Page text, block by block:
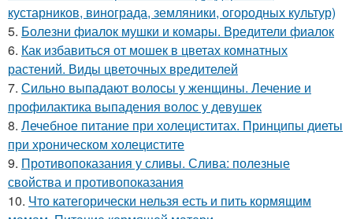
кустарников, винограда, земляники, огородных культур)
5. Болезни фиалок мушки и комары. Вредители фиалок
6. Как избавиться от мошек в цветах комнатных
растений. Виды цветочных вредителей
7. Сильно выпадают волосы у женщины. Лечение и
профилактика выпадения волос у девушек
8. Лечебное питание при холециститах. Принципы диеты
при хроническом холецистите
9. Противопоказания у сливы. Слива: полезные
свойства и противопоказания
10. Что категорически нельзя есть и пить кормящим